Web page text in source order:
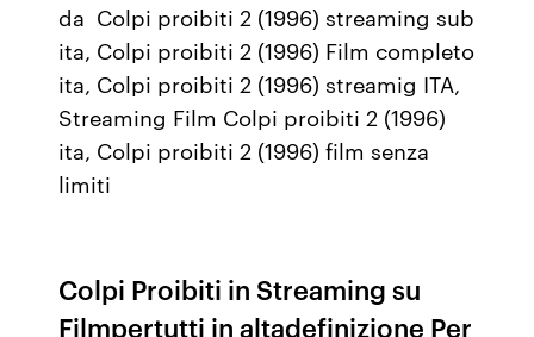
da Colpi proibiti 2 (1996) streaming sub
ita, Colpi proibiti 2 (1996) Film completo
ita, Colpi proibiti 2 (1996) streamig ITA,
Streaming Film Colpi proibiti 2 (1996)
ita, Colpi proibiti 2 (1996) film senza
limiti
Colpi Proibiti in Streaming su
Filmpertutti in altadefinizione Per